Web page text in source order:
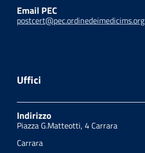
Email PEC
postcert@pec.ordinedeimedicims.org
Uffici
Indirizzo
Piazza G.Matteotti, 4 Carrara
Carrara